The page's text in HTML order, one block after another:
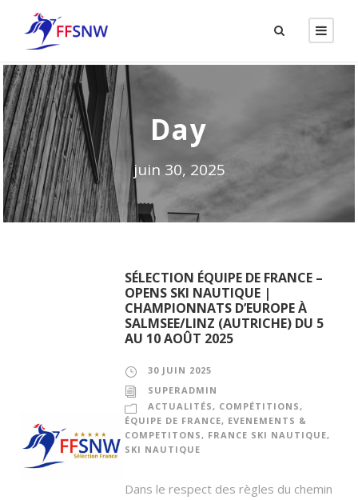
Day
juin 30, 2025
SÉLECTION ÉQUIPE DE FRANCE –
OPENS SKI NAUTIQUE |
CHAMPIONNATS D’EUROPE À
SALMSEE/LINZ (AUTRICHE) DU 5
AU 10 AOÛT 2025
30 JUIN 2025
SUPERADMIN
ACTUALITÉS, COMPÉTITIONS,
ÉQUIPE DE FRANCE, EVENEMENTS &
COMPETITONS, FRANCE SKI NAUTIQUE,
SKI NAUTIQUE
Dans le respect des règles du chemin